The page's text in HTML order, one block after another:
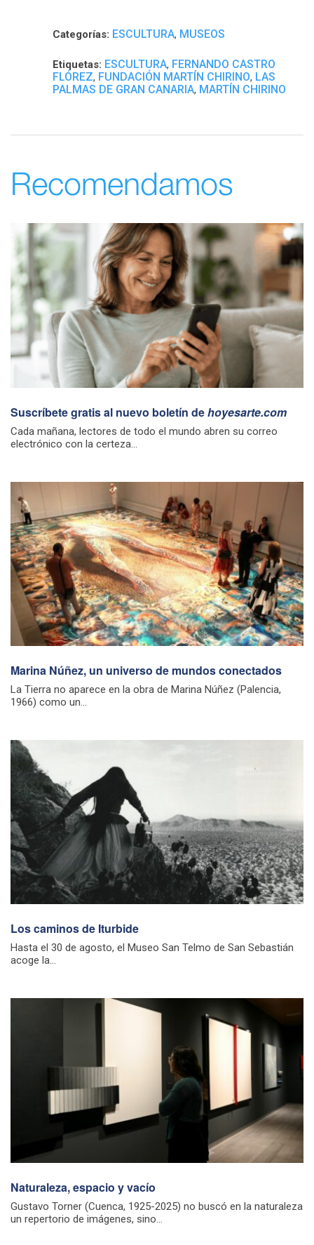
Categorías: ESCULTURA, MUSEOS
Etiquetas: ESCULTURA, FERNANDO CASTRO
FLÓREZ, FUNDACIÓN MARTÍN CHIRINO, LAS
PALMAS DE GRAN CANARIA, MARTÍN CHIRINO
Recomendamos
Suscríbete gratis al nuevo boletín dehoyesarte.com
Cada mañana, lectores de todo el mundo abren su correo
electrónico con la certeza...
Marina Núñez, un universo de mundos conectados
La Tierra no aparece en la obra de Marina Núñez (Palencia,
1966) como un...
Los caminos de Iturbide
Hasta el 30 de agosto, el Museo San Telmo de San Sebastián
acoge la...
Naturaleza, espacio y vacío
Gustavo Torner (Cuenca, 1925-2025) no buscó en la naturaleza
un repertorio de imágenes, sino...